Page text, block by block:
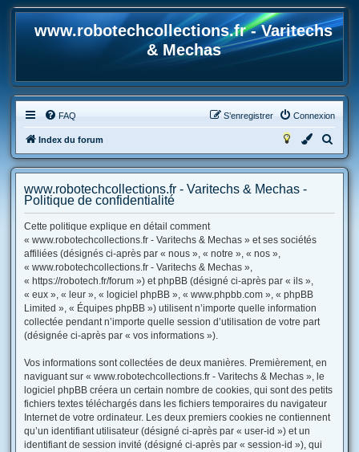
www.robotechcollections.fr - Varitechs
& Mechas
FAQ Connexion
S’enregistrer
Index du forum
e
e
www.robotechcollections.fr - Varitechs & Mechas -
Politique de confidentialité
Cette politique explique en détail comment
« www.robotechcollections.fr - Varitechs & Mechas » et ses sociétés
affiliées (désignés ci-après par « nous », « notre », « nos »,
« www.robotechcollections.fr - Varitechs & Mechas »,
« https://robotech.fr/forum ») et phpBB (désigné ci-après par « ils »,
« eux », « leur », « logiciel phpBB », « www.phpbb.com », « phpBB
Limited », « Équipes phpBB ») utilisent n’importe quelle information
collectée pendant n’importe quelle session d’utilisation de votre part
(désignée ci-après par « vos informations »).
Vos informations sont collectées de deux manières. Premièrement, en
naviguant sur « www.robotechcollections.fr - Varitechs & Mechas », le
logiciel phpBB créera un certain nombre de cookies, qui sont des petits
fichiers textes téléchargés dans les fichiers temporaires du navigateur
Internet de votre ordinateur. Les deux premiers cookies ne contiennent
qu’un identifiant utilisateur (désigné ci-après par « user-id ») et un
identifiant de session invité (désigné ci-après par « session-id »), qui